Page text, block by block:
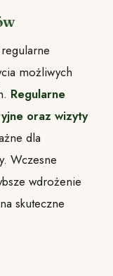
możliwych
Regularne
oraz wizyty
dla
Wczesne
wdrożenie
skuteczne